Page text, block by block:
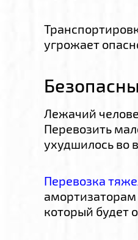
угрожает
Лежачий
Перевозить
ухудшилось во
Перевозка
который будет